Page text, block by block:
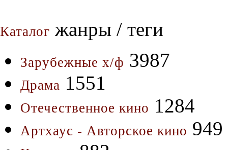
Каталог жанры / теги
Зарубежные х/ф 3987
Драма 1551
Отечественное кино 1284
Артхаус - Авторское кино 949